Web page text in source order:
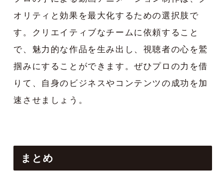
オリティと効果を最大化するための選択肢で
す。クリエイティブなチームに依頼すること
で、魅力的な作品を生み出し、視聴者の心を鷲
掴みにすることができます。ぜひプロの力を借
りて、自身のビジネスやコンテンツの成功を加
速させましょう。
まとめ